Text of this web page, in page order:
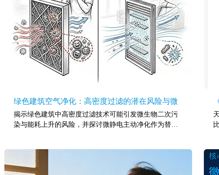
绿色建筑空气净化：高密度过滤的潜在风险与微
静电主动净化技术分析
揭示绿色建筑中高密度过滤技术可能引发微生物二次污
染与能耗上升的风险，并探讨微静电主动净化作为替代